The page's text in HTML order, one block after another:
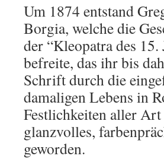
Um 1874 entstand
Borgia, welche die
der “Kleopatra des
befreite, das ihr bis
Schrift durch die
damaligen Lebens in
Festlichkeiten aller
glanzvolles,
geworden.